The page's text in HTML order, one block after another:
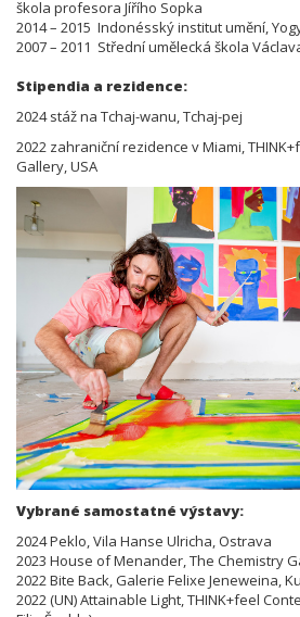
škola profesora Jířího Sopka
2014 – 2015 Indonésský institut umění,
2007 – 2011 Střední umělecká škola
Stipendia a rezidence:
2024 stáž na Tchaj-wanu, Tchaj-pej
2022 zahraniční rezidence v Miami,
Gallery, USA
Vybrané samostatné výstavy:
2024 Peklo, Vila Hanse Ulricha, Ostrava
2023 House of Menander, The Chemistry
2022 Bite Back, Galerie Felixe Jeneweina,
2022 (UN) Attainable Light, THINK+feel